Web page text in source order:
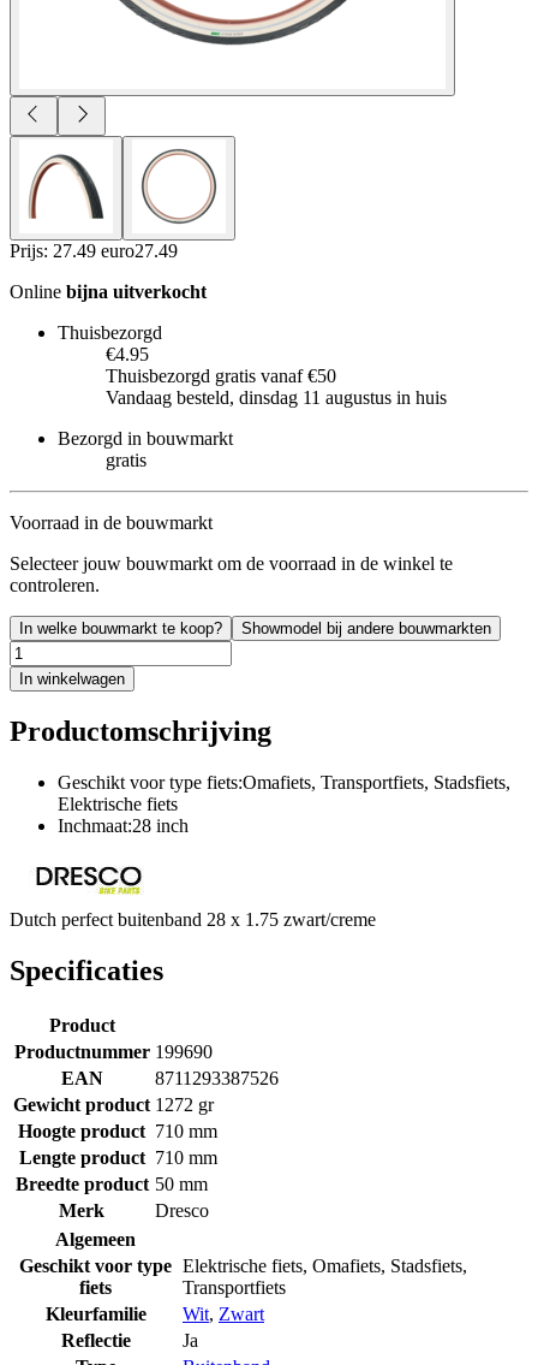
Prijs: 27.49 euro27.49
Online bijna uitverkocht
Thuisbezorgd
€4.95
Thuisbezorgd gratis vanaf €50
Vandaag besteld, dinsdag 11 augustus in huis
Bezorgd in bouwmarkt
gratis
Voorraad in de bouwmarkt
Selecteer jouw bouwmarkt om de voorraad in de winkel te
controleren.
In welke bouwmarkt te koop? Showmodel bij andere bouwmarkten
In winkelwagen
Productomschrijving
Geschikt voor type fiets:Omafiets, Transportfiets, Stadsfiets,
Elektrische fiets
Inchmaat:28 inch
Dutch perfect buitenband 28 x 1.75 zwart/creme
Specificaties
Product
Productnummer 199690
EAN
8711293387526
Gewicht product 1272 gr
Hoogte product 710 mm
Lengte product 710 mm
Breedte product 50 mm
Merk
Dresco
Algemeen
Geschikt voor type
fiets
Elektrische fiets, Omafiets, Stadsfiets,
Transportfiets
Kleurfamilie
Wit, Zwart
Reflectie
Ja